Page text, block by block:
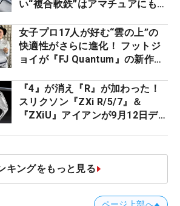
い“複合軟鉄”はアマチュアにもオ
女子プロ17人が好む“雲の上”の
快適性がさらに進化！ フットジ
ョイが『FJ Quantum』の新作を
『4』が消え『R』が加わった！
スリクソン『ZXi R/5/7』＆
『ZXiU』アイアンが9月12日デ
キングをもっと見る